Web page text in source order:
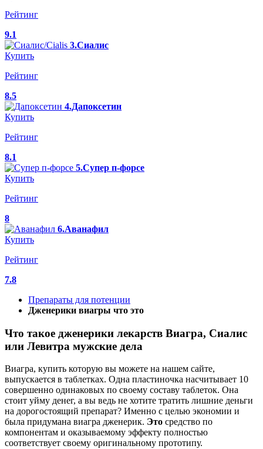
Рейтинг
9.1
3.Сиалис
Купить
Рейтинг
8.5
4.Дапоксетин
Купить
Рейтинг
8.1
5.Супер п-форсе
Купить
Рейтинг
8
6.Аванафил
Купить
Рейтинг
7.8
Препараты для потенции
Дженерики виагры что это
Что такое дженерики лекарств Виагра, Сиалис
или Левитра мужские дела
Виагра, купить которую вы можете на нашем сайте,
выпускается в таблетках. Одна пластиночка насчитывает 10
совершенно одинаковых по своему составу таблеток. Она
стоит уйму денег, а вы ведь не хотите тратить лишние деньги
на дорогостоящий препарат? Именно с целью экономии и
была придумана виагра дженерик. Это средство по
компонентам и оказываемому эффекту полностью
соответствует своему оригинальному прототипу.